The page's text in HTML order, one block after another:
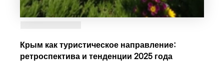
Крым как туристическое направление:
ретроспектива и тенденции 2025 года